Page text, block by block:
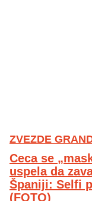
ZVEZDE
Ceca se
uspela da
Španiji: Selfi
(FOTO)